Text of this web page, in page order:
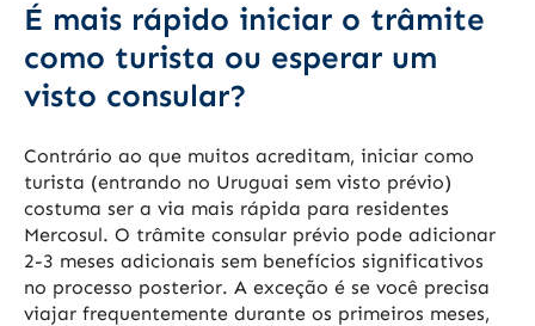
É mais rápido iniciar o trâmite
como turista ou esperar um
visto consular?
Contrário ao que muitos acreditam, iniciar como
turista (entrando no Uruguai sem visto prévio)
costuma ser a via mais rápida para residentes
Mercosul. O trâmite consular prévio pode adicionar
2-3 meses adicionais sem benefícios significativos
no processo posterior. A exceção é se você precisa
viajar frequentemente durante os primeiros meses,